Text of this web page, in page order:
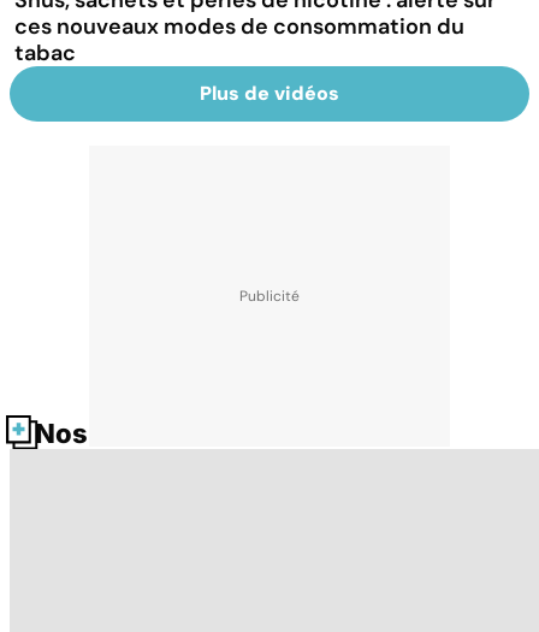
ces nouveaux modes de consommation du
tabac
Plus de vidéos
Nos fiches santé